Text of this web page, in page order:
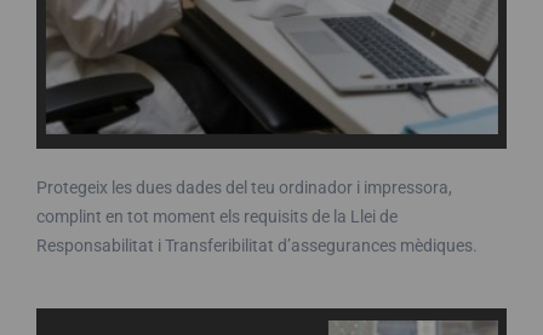
Protegeix les dues dades del teu ordinador i impressora,
complint en tot moment els requisits de la Llei de
Responsabilitat i Transferibilitat d’assegurances mèdiques.